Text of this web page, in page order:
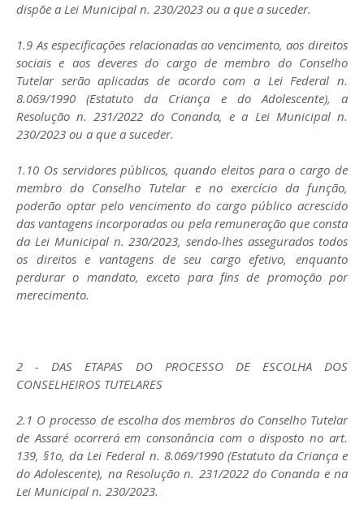
dispõe a Lei Municipal n. 230/2023 ou a que a suceder.
1.9 As especificações relacionadas ao vencimento, aos direitos
sociais e aos deveres do cargo de membro do Conselho
Tutelar serão aplicadas de acordo com a Lei Federal n.
8.069/1990 (Estatuto da Criança e do Adolescente), a
Resolução n. 231/2022 do Conanda, e a Lei Municipal n.
230/2023 ou a que a suceder.
1.10 Os servidores públicos, quando eleitos para o cargo de
membro do Conselho Tutelar e no exercício da função,
poderão optar pelo vencimento do cargo público acrescido
das vantagens incorporadas ou pela remuneração que consta
da Lei Municipal n. 230/2023, sendo-lhes assegurados todos
os direitos e vantagens de seu cargo efetivo, enquanto
perdurar o mandato, exceto para fins de promoção por
merecimento.
2 - DAS ETAPAS DO PROCESSO DE ESCOLHA DOS
CONSELHEIROS TUTELARES
2.1 O processo de escolha dos membros do Conselho Tutelar
de Assaré ocorrerá em consonância com o disposto no art.
139, §1o, da Lei Federal n. 8.069/1990 (Estatuto da Criança e
do Adolescente), na Resolução n. 231/2022 do Conanda e na
Lei Municipal n. 230/2023.